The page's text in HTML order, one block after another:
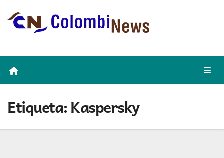
Etiqueta:Kaspersky